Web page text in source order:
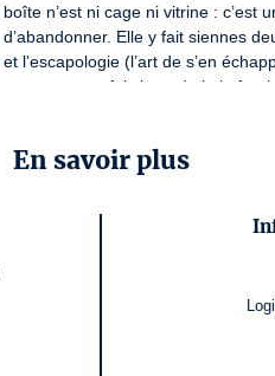
boîte n’est ni cage ni vitrine : c’est
d’abandonner. Elle y fait siennes
et l’escapologie (l’art de s’en
pourtant, une fois hors de la boîte,
Alice Rende transforme la
IDÉE ORIGINALE, CONCEPTION
: COMPAGNIE AR -
En savoir plus